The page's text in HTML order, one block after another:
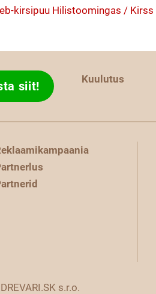
kirsipuu Hilistoomingas / Kirss
siit! Kuulutus
s.r.o.